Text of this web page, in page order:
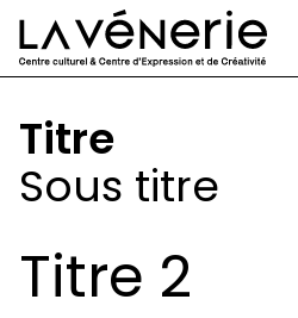
Aller au contenu principal
Titre
Sous titre
Titre 2